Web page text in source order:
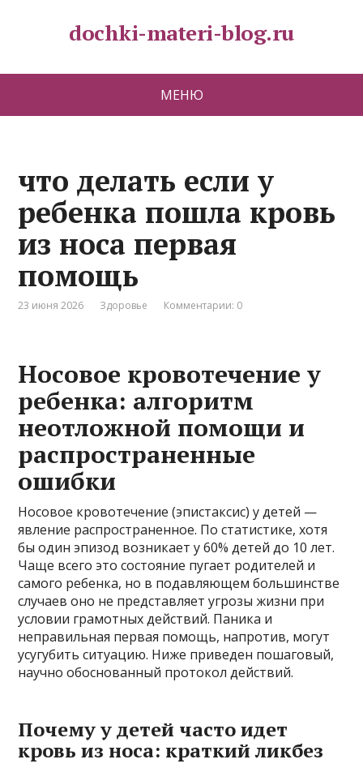
dochki-materi-blog.ru
МЕНЮ
что делать если у
ребенка пошла кровь
из носа первая
помощь
23 июня 2026 Здоровье Комментарии: 0
Носовое кровотечение у
ребенка: алгоритм
неотложной помощи и
распространенные
ошибки
Носовое кровотечение (эпистаксис) у детей —
явление распространенное. По статистике, хотя
бы один эпизод возникает у 60% детей до 10 лет.
Чаще всего это состояние пугает родителей и
самого ребенка, но в подавляющем большинстве
случаев оно не представляет угрозы жизни при
условии грамотных действий. Паника и
неправильная первая помощь, напротив, могут
усугубить ситуацию. Ниже приведен пошаговый,
научно обоснованный протокол действий.
Почему у детей часто идет
кровь из носа: краткий ликбез